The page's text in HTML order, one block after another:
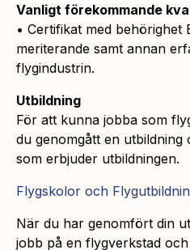
Vanligt förekommande
• Certifikat med behörighet
meriterande samt annan
flygindustrin.
Utbildning
För att kunna jobba som
du genomgått en
som erbjuder utbildningen.
Flygskolor och
När du har genomfört din
jobb på en flygverkstad